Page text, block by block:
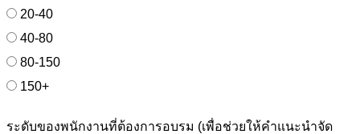
20-40
40-80
80-150
150+
ระดับของพนักงานที่ต้องการอบรม (เพื่อช่วยให้คำแนะนำจัด